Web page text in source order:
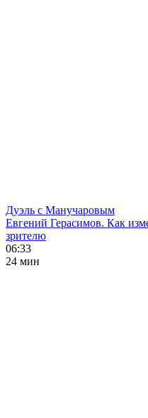
Дуэль с Манучаровым
Евгений Герасимов. Как
зрителю
06:33
24 мин